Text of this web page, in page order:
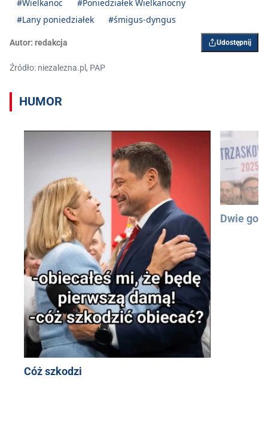
#Wielkanoc
#Poniedziałek Wielkanocny
#Lany poniedziałek
#śmigus-dyngus
Autor: redakcja Udostępnij
Źródło: niezalezna.pl, PAP
HUMOR
Cóż szkodzi
Dwie